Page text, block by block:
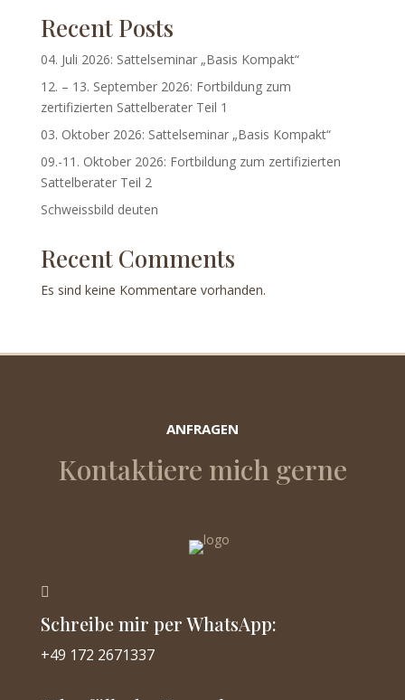
Recent Posts
04. Juli 2026: Sattelseminar „Basis Kompakt“
12. – 13. September 2026: Fortbildung zum
zertifizierten Sattelberater Teil 1
03. Oktober 2026: Sattelseminar „Basis Kompakt“
09.-11. Oktober 2026: Fortbildung zum zertifizierten
Sattelberater Teil 2
Schweissbild deuten
Recent Comments
Es sind keine Kommentare vorhanden.
ANFRAGEN
Kontaktiere mich gerne

Schreibe mir per WhatsApp:
+49 172 2671337